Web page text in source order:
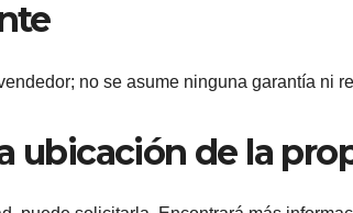
no se asume ninguna garantía ni
ubicación de la